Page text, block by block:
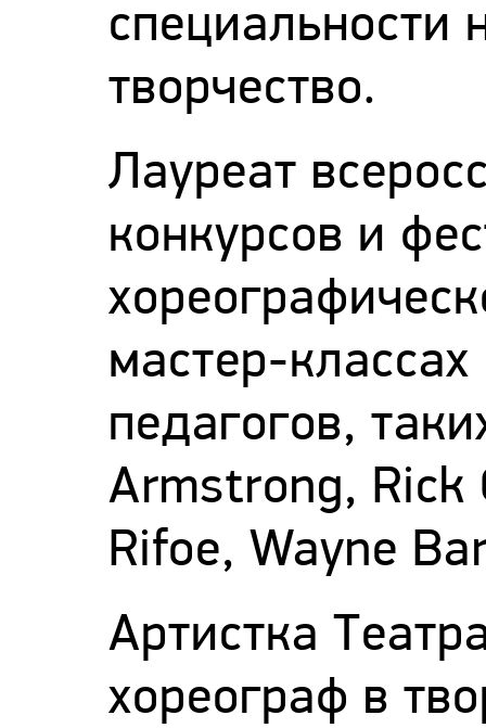
специальности
творчество.
Лауреат
конкурсов и
мастер-
педагогов,
Armstrong, Rick
Rifoe, Wayne
Артистка
хореограф в